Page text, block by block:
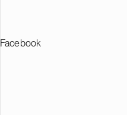
Facebook